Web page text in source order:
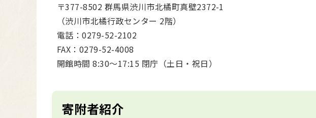
〒377-8502 群馬県渋川市北橘町真壁2372-1
（渋川市北橘行政センター 2階）
電話：0279-52-2102
FAX：0279-52-4008
開館時間 8:30～17:15 閉庁（土日・祝日）
寄附者紹介